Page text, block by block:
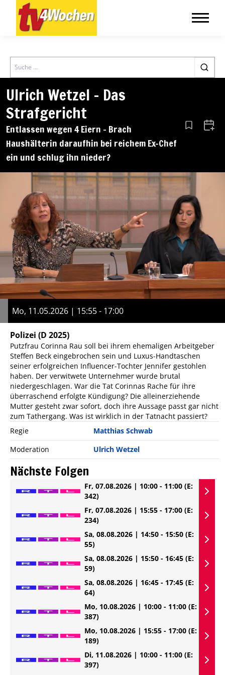
Search
Ulrich Wetzel – Das
Strafgericht
Entlassen wegen 4 Eiern – Brach
Haushälterin daraufhin bei reichem Ex-Chef
ein und schlug ihn nieder?
Aus den
Mo, 11.05.2026 | 15:55 - 17:00
Polizei (D 2025)
Putzfrau Corinna Rau soll bei ihrem ehemaligen Arbeitgeber
Steffen Beck eingebrochen sein und Luxus-Handtaschen
seiner erfolgreichen Influencer-Tochter Jennifer gestohlen
haben. Der verwitwete Unternehmer wurde brutal
niedergeschlagen. War die Tat Corinnas Rache für ihre
überraschend erfolgte Kündigung? Die alleinerziehende
Mutter gesteht zwar sofort, doch ihre Aussage passt gar nicht
zum Tathergang. Was ist wirklich in der Tatnacht passiert?
Regie
Matthias Schwab
Moderation
Ulrich Wetzel
Nächste Folgen
Fr, 07.08.2026 | 10:00 - 11:00 (E:
342)
Fr, 07.08.2026 | 15:55 - 17:00 (E:
234)
Sa, 08.08.2026 | 14:50 - 15:50 (E:
55)
Sa, 08.08.2026 | 15:50 - 16:45 (E:
59)
Sa, 08.08.2026 | 16:45 - 17:45 (E:
64)
Mo, 10.08.2026 | 10:00 - 11:00 (E:
387)
Mo, 10.08.2026 | 15:55 - 17:00 (E:
189)
Di, 11.08.2026 | 10:00 - 11:00 (E:
397)